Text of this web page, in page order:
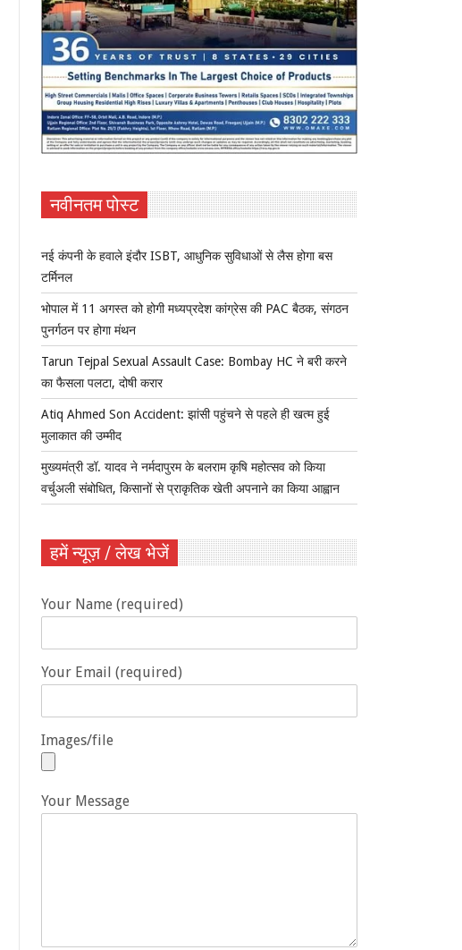
नवीनतम पोस्ट
नई कंपनी के हवाले इंदौर ISBT, आधुनिक सुविधाओं से लैस होगा बस
टर्मिनल
भोपाल में 11 अगस्त को होगी मध्यप्रदेश कांग्रेस की PAC बैठक, संगठन
पुनर्गठन पर होगा मंथन
Tarun Tejpal Sexual Assault Case: Bombay HC ने बरी करने
का फैसला पलटा, दोषी करार
Atiq Ahmed Son Accident: झांसी पहुंचने से पहले ही खत्म हुई
मुलाकात की उम्मीद
मुख्यमंत्री डॉ. यादव ने नर्मदापुरम के बलराम कृषि महोत्सव को किया
वर्चुअली संबोधित, किसानों से प्राकृतिक खेती अपनाने का किया आह्वान
हमें न्यूज़ / लेख भेजें
Your Name (required)
Your Email (required)
Images/file
Your Message